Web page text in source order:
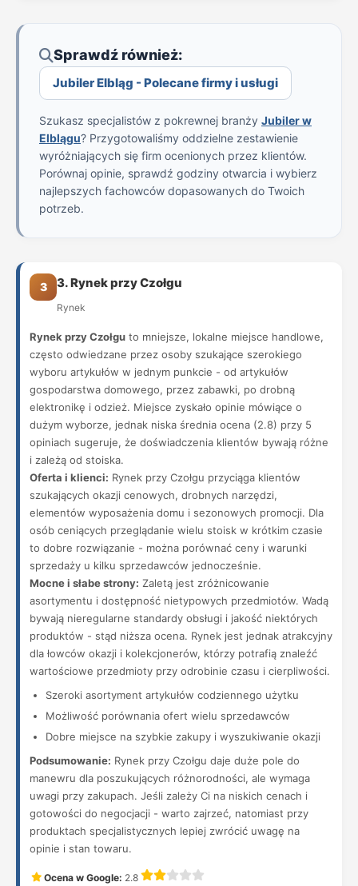
Sprawdź również:
Jubiler Elbląg - Polecane firmy i usługi
Szukasz specjalistów z pokrewnej branży Jubiler w
Elblągu? Przygotowaliśmy oddzielne zestawienie
wyróżniających się firm ocenionych przez klientów.
Porównaj opinie, sprawdź godziny otwarcia i wybierz
najlepszych fachowców dopasowanych do Twoich
potrzeb.
3 3. Rynek przy Czołgu
Rynek
Rynek przy Czołgu to mniejsze, lokalne miejsce handlowe,
często odwiedzane przez osoby szukające szerokiego
wyboru artykułów w jednym punkcie - od artykułów
gospodarstwa domowego, przez zabawki, po drobną
elektronikę i odzież. Miejsce zyskało opinie mówiące o
dużym wyborze, jednak niska średnia ocena (2.8) przy 5
opiniach sugeruje, że doświadczenia klientów bywają różne
i zależą od stoiska.
Oferta i klienci: Rynek przy Czołgu przyciąga klientów
szukających okazji cenowych, drobnych narzędzi,
elementów wyposażenia domu i sezonowych promocji. Dla
osób ceniących przeglądanie wielu stoisk w krótkim czasie
to dobre rozwiązanie - można porównać ceny i warunki
sprzedaży u kilku sprzedawców jednocześnie.
Mocne i słabe strony: Zaletą jest zróżnicowanie
asortymentu i dostępność nietypowych przedmiotów. Wadą
bywają nieregularne standardy obsługi i jakość niektórych
produktów - stąd niższa ocena. Rynek jest jednak atrakcyjny
dla łowców okazji i kolekcjonerów, którzy potrafią znaleźć
wartościowe przedmioty przy odrobinie czasu i cierpliwości.
Szeroki asortyment artykułów codziennego użytku
Możliwość porównania ofert wielu sprzedawców
Dobre miejsce na szybkie zakupy i wyszukiwanie okazji
Podsumowanie: Rynek przy Czołgu daje duże pole do
manewru dla poszukujących różnorodności, ale wymaga
uwagi przy zakupach. Jeśli zależy Ci na niskich cenach i
gotowości do negocjacji - warto zajrzeć, natomiast przy
produktach specjalistycznych lepiej zwrócić uwagę na
opinie i stan towaru.
Ocena w Google: 2.8